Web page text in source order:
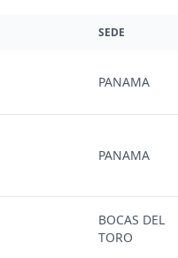
SEDE
PANAMA
PANAMA
BOCAS DEL
TORO